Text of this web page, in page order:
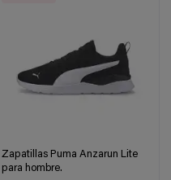
Zapatillas Puma Anzarun Lite
para hombre.